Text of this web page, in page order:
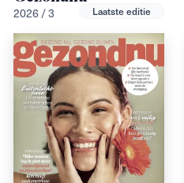
2026 / 3 Laatste editie